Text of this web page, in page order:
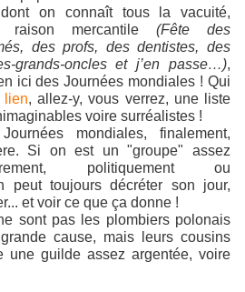
on connaît tous la vacuité,
raison mercantile (Fête des
des profs, des dentistes, des
grands-oncles et j’en passe…),
ici des Journées mondiales ! Qui
lien, allez-y, vous verrez, une liste
voire surréalistes !
mondiales, finalement,
Si on est un "groupe" assez
politiquement ou
peut toujours décréter son jour,
et voir ce que ça donne !
sont pas les plombiers polonais
cause, mais leurs cousins
une guilde assez argentée, voire